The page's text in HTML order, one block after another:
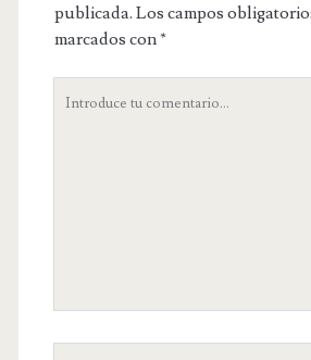
publicada. Los campos
marcados con*